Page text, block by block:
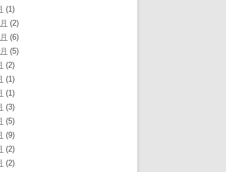
(1)
(2)
(6)
(5)
(2)
(1)
(1)
(3)
(5)
(9)
(2)
(2)